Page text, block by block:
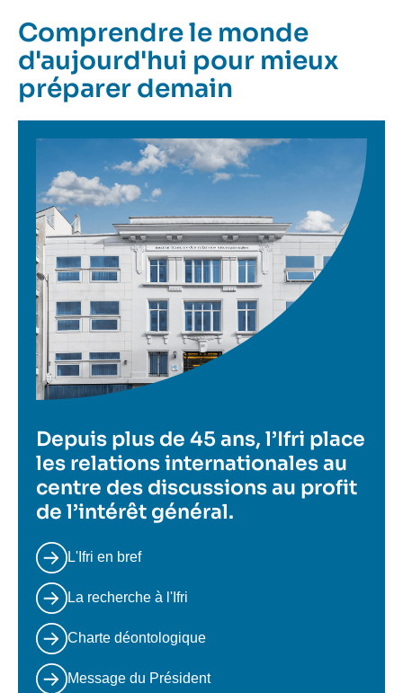
Comprendre le monde
d'aujourd'hui pour mieux
préparer demain
Image
Depuis plus de 45 ans, l’Ifri place
les relations internationales au
centre des discussions au profit
de l’intérêt général.
L'Ifri en bref
La recherche à l'Ifri
Charte déontologique
Message du Président